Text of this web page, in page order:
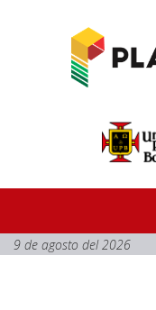
9 de agosto del 2026